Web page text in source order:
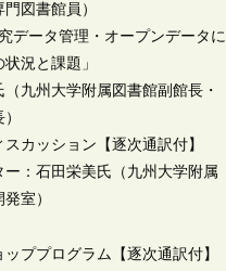
図書館員）
データ管理・オープンデータに
況と課題」
九州大学附属図書館副館長・
スカッション【逐次通訳付】
：石田栄美氏（九州大学附属
室）
ププログラム【逐次通訳付】